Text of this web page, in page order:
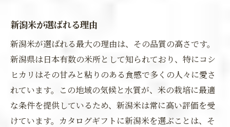
新潟米が選ばれる理由
新潟米が選ばれる最大の理由は、その品質の高さです。
新潟県は日本有数の米所として知られており、特にコシ
ヒカリはその甘みと粘りのある食感で多くの人々に愛さ
れています。この地域の気候と水質が、米の栽培に最適
な条件を提供しているため、新潟米は常に高い評価を受
けています。カタログギフトに新潟米を選ぶことは、そ